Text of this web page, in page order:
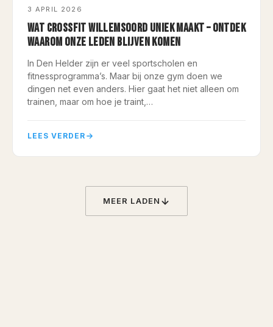
3 APRIL 2026
WAT CROSSFIT WILLEMSOORD UNIEK MAAKT – ONTDEK
WAAROM ONZE LEDEN BLIJVEN KOMEN
In Den Helder zijn er veel sportscholen en
fitnessprogramma’s. Maar bij onze gym doen we
dingen net even anders. Hier gaat het niet alleen om
trainen, maar om hoe je traint,…
LEES VERDER
MEER LADEN